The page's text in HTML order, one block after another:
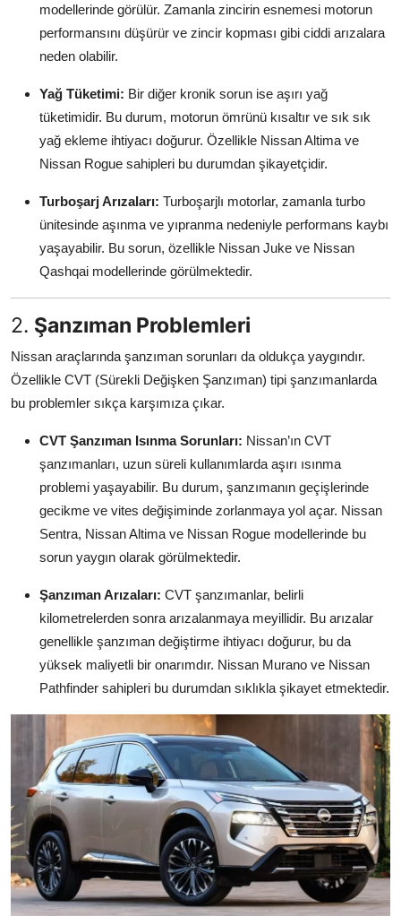
modellerinde görülür. Zamanla zincirin esnemesi motorun
performansını düşürür ve zincir kopması gibi ciddi arızalara
neden olabilir.
Yağ Tüketimi: Bir diğer kronik sorun ise aşırı yağ
tüketimidir. Bu durum, motorun ömrünü kısaltır ve sık sık
yağ ekleme ihtiyacı doğurur. Özellikle Nissan Altima ve
Nissan Rogue sahipleri bu durumdan şikayetçidir.
Turboşarj Arızaları: Turboşarjlı motorlar, zamanla turbo
ünitesinde aşınma ve yıpranma nedeniyle performans kaybı
yaşayabilir. Bu sorun, özellikle Nissan Juke ve Nissan
Qashqai modellerinde görülmektedir.
2. Şanzıman Problemleri
Nissan araçlarında şanzıman sorunları da oldukça yaygındır.
Özellikle CVT (Sürekli Değişken Şanzıman) tipi şanzımanlarda
bu problemler sıkça karşımıza çıkar.
CVT Şanzıman Isınma Sorunları: Nissan’ın CVT
şanzımanları, uzun süreli kullanımlarda aşırı ısınma
problemi yaşayabilir. Bu durum, şanzımanın geçişlerinde
gecikme ve vites değişiminde zorlanmaya yol açar. Nissan
Sentra, Nissan Altima ve Nissan Rogue modellerinde bu
sorun yaygın olarak görülmektedir.
Şanzıman Arızaları: CVT şanzımanlar, belirli
kilometrelerden sonra arızalanmaya meyillidir. Bu arızalar
genellikle şanzıman değiştirme ihtiyacı doğurur, bu da
yüksek maliyetli bir onarımdır. Nissan Murano ve Nissan
Pathfinder sahipleri bu durumdan sıklıkla şikayet etmektedir.